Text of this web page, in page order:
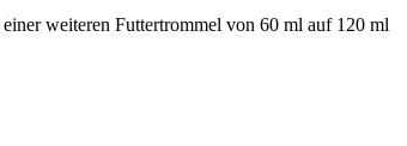
weiteren Futtertrommel von 60 ml auf 120 ml